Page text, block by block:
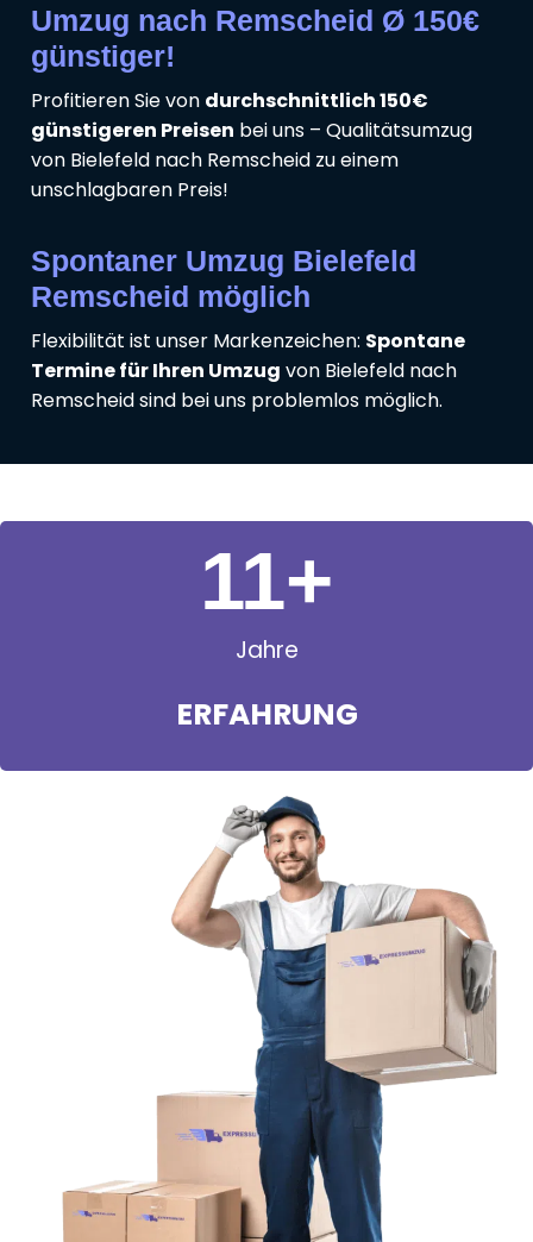
Umzug nach Remscheid Ø 150€
günstiger!
Profitieren Sie von durchschnittlich 150€
günstigeren Preisen bei uns – Qualitätsumzug
von Bielefeld nach Remscheid zu einem
unschlagbaren Preis!
Spontaner Umzug Bielefeld
Remscheid möglich
Flexibilität ist unser Markenzeichen: Spontane
Termine für Ihren Umzug von Bielefeld nach
Remscheid sind bei uns problemlos möglich.
Jahre
ERFAHRUNG
11+